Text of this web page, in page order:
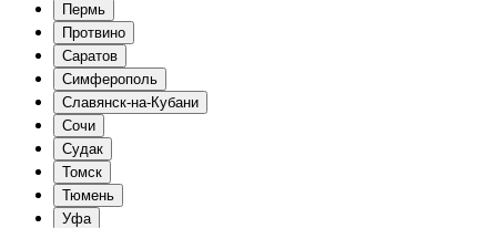
Пермь
Протвино
Саратов
Симферополь
Славянск-на-Кубани
Сочи
Судак
Томск
Тюмень
Уфа